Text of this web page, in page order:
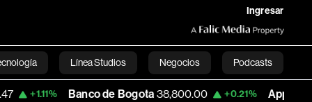
Ingresar
Línea Studios Negocios Podcasts
English
Banco de Bogota 38,800.00 +0.21% Apple 303.27